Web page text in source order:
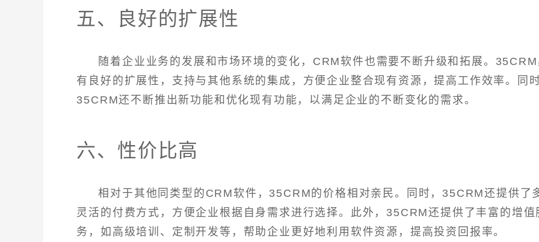
五、良好的扩展性
随着企业业务的发展和市场环境的变化，CRM软件也需要不断升级和拓展。35CRM
有良好的扩展性，支持与其他系统的集成，方便企业整合现有资源，提高工作效率。同时
35CRM还不断推出新功能和优化现有功能，以满足企业的不断变化的需求。
六、性价比高
相对于其他同类型的CRM软件，35CRM的价格相对亲民。同时，35CRM还提供了
灵活的付费方式，方便企业根据自身需求进行选择。此外，35CRM还提供了丰富的增值
务，如高级培训、定制开发等，帮助企业更好地利用软件资源，提高投资回报率。